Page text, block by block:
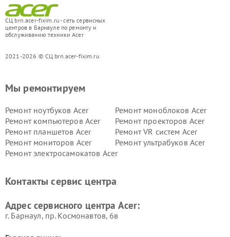
СЦ brn.acer-fixim.ru - сеть сервисных
центров в Барнауле по ремонту и
обслуживанию техники Acer
2021-2026 © СЦ brn.acer-fixim.ru
Мы ремонтируем
Ремонт ноутбуков Acer
Ремонт моноблоков Acer
Ремонт компьютеров Acer
Ремонт проекторов Acer
Ремонт планшетов Acer
Ремонт VR систем Acer
Ремонт мониторов Acer
Ремонт ультрабуков Acer
Ремонт электросамокатов Acer
Контакты сервис центра
Адрес сервисного центра Acer:
г. Барнаул, ​пр. Космонавтов, 6в